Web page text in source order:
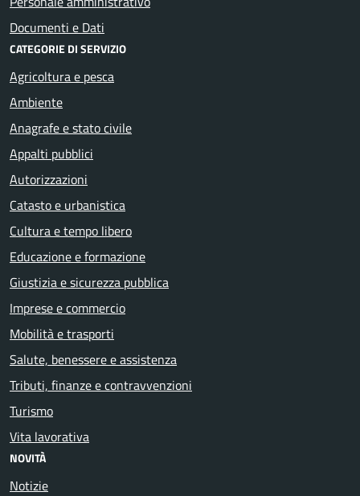
Documenti e Dati
CATEGORIE DI SERVIZIO
Agricoltura e pesca
Ambiente
Anagrafe e stato civile
Appalti pubblici
Autorizzazioni
Catasto e urbanistica
Cultura e tempo libero
Educazione e formazione
Giustizia e sicurezza pubblica
Imprese e commercio
Mobilità e trasporti
Salute, benessere e assistenza
Tributi, finanze e contravvenzioni
Turismo
Vita lavorativa
NOVITÀ
Notizie